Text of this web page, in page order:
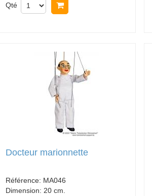
Qté
Docteur marionnette
Référence: MA046
Dimension: 20 cm.